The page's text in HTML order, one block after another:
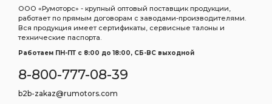
ООО «Румоторс» - крупный оптовый поставщик продукции,
работает по прямым договорам с заводами-производителями.
Вся продукция имеет сертификаты, сервисные талоны и
технические паспорта.
Работаем ПН-ПТ c 8:00 до 18:00, СБ-ВС выходной
8-800-777-08-39
b2b-zakaz@rumotors.com